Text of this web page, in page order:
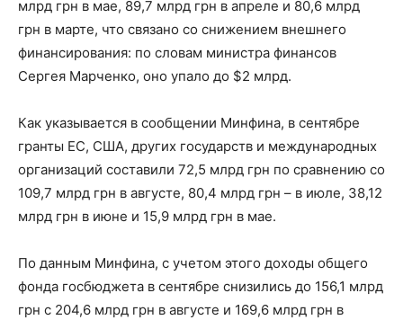
млрд грн в мае, 89,7 млрд грн в апреле и 80,6 млрд
грн в марте, что связано со снижением внешнего
финансирования: по словам министра финансов
Сергея Марченко, оно упало до $2 млрд.
Как указывается в сообщении Минфина, в сентябре
гранты ЕС, США, других государств и международных
организаций составили 72,5 млрд грн по сравнению со
109,7 млрд грн в августе, 80,4 млрд грн – в июле, 38,12
млрд грн в июне и 15,9 млрд грн в мае.
По данным Минфина, с учетом этого доходы общего
фонда госбюджета в сентябре снизились до 156,1 млрд
грн с 204,6 млрд грн в августе и 169,6 млрд грн в